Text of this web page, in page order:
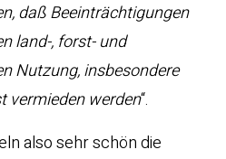
daß Beeinträchtigungen
land-, forst- und
Nutzung, insbesondere
vermieden werden“.
also sehr schön die